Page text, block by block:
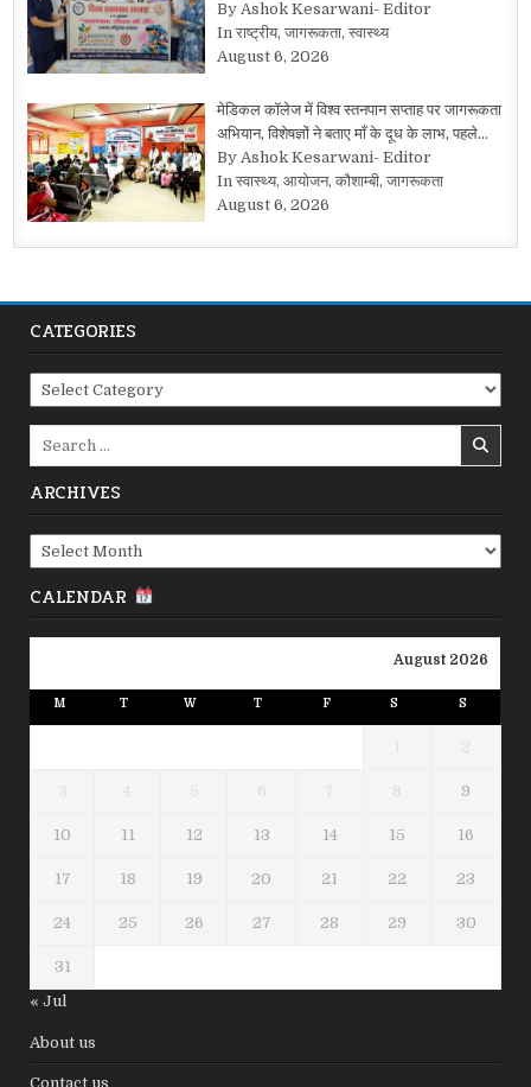
By Ashok Kesarwani- Editor
In राष्ट्रीय, जागरूकता, स्वास्थ्य
August 6, 2026
मेडिकल कॉलेज में विश्व स्तनपान सप्ताह पर जागरूकता
अभियान, विशेषज्ञों ने बताए माँ के दूध के लाभ, पहले…
By Ashok Kesarwani- Editor
In स्वास्थ्य, आयोजन, कौशाम्बी, जागरूकता
August 6, 2026
CATEGORIES
Categories
ARCHIVES
Archives
CALENDAR
August 2026
M T W T F S S
1 2
3 4 5 6 7 8 9
10 11 12 13 14 15 16
17 18 19 20 21 22 23
24 25 26 27 28 29 30
31
« Jul
About us
Contact us